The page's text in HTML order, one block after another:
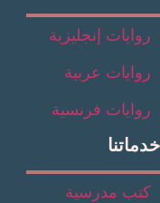
إنجليزية
عربية
فرنسية
مدرسية